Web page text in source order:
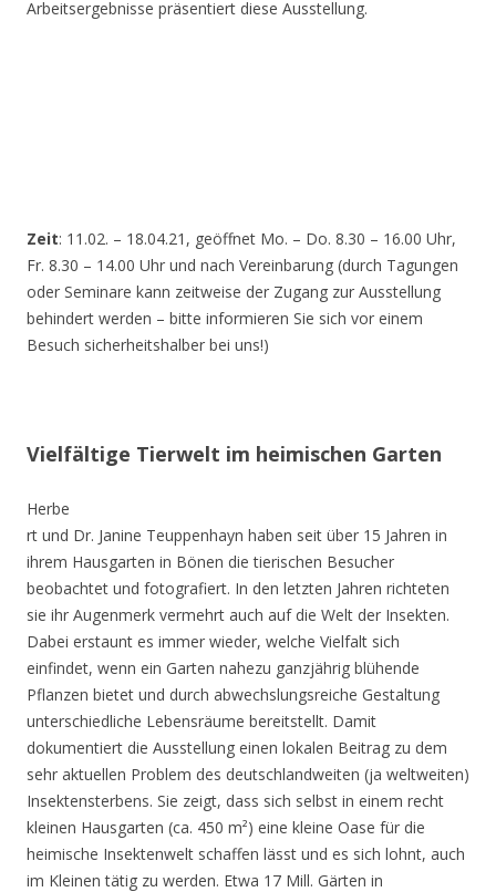
Arbeitsergebnisse präsentiert diese Ausstellung.
Zeit: 11.02. – 18.04.21, geöffnet Mo. – Do. 8.30 – 16.00 Uhr,
Fr. 8.30 – 14.00 Uhr und nach Vereinbarung (durch Tagungen
oder Seminare kann zeitweise der Zugang zur Ausstellung
behindert werden – bitte informieren Sie sich vor einem
Besuch sicherheitshalber bei uns!)
Vielfältige Tierwelt im heimischen Garten
Herbe
rt und Dr. Janine Teuppenhayn haben seit über 15 Jahren in
ihrem Hausgarten in Bönen die tierischen Besucher
beobachtet und fotografiert. In den letzten Jahren richteten
sie ihr Augenmerk vermehrt auch auf die Welt der Insekten.
Dabei erstaunt es immer wieder, welche Vielfalt sich
einfindet, wenn ein Garten nahezu ganzjährig blühende
Pflanzen bietet und durch abwechslungsreiche Gestaltung
unterschiedliche Lebensräume bereitstellt. Damit
dokumentiert die Ausstellung einen lokalen Beitrag zu dem
sehr aktuellen Problem des deutschlandweiten (ja weltweiten)
Insektensterbens. Sie zeigt, dass sich selbst in einem recht
kleinen Hausgarten (ca. 450 m²) eine kleine Oase für die
heimische Insektenwelt schaffen lässt und es sich lohnt, auch
im Kleinen tätig zu werden. Etwa 17 Mill. Gärten in